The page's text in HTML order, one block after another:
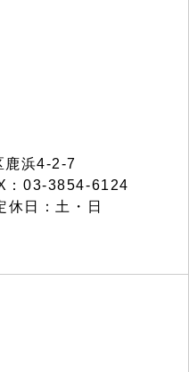
浜4-2-7
：03-3854-6124
日：土・日